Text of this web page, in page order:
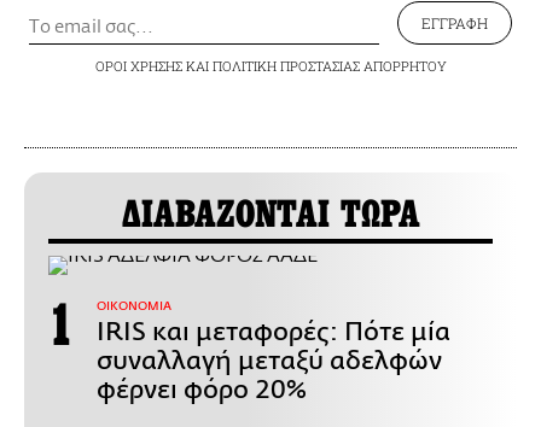
ΕΓΓΡΑΦΗ
ΟΡΟΙ ΧΡΗΣΗΣΚΑΙ ΠΟΛΙΤΙΚΗ ΠΡΟΣΤΑΣΙΑΣ ΑΠΟΡΡΗΤΟΥ
ΔΙΑΒΑΖΟΝΤΑΙ ΤΩΡΑ
ΟΙΚΟΝΟΜΙΑ
IRIS και μεταφορές: Πότε μία
συναλλαγή μεταξύ αδελφών
φέρνει φόρο 20%